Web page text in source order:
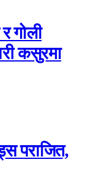
गोली
कसुरमा
पराजित,